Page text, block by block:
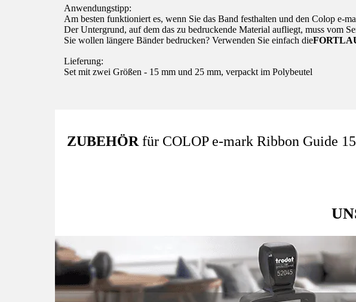
Anwendungstipp:
Am besten funktioniert es, wenn Sie das Band festhalten und den Colop e-
Der Untergrund, auf dem das zu bedruckende Material aufliegt, muss vom
Sie wollen längere Bänder bedrucken? Verwenden Sie einfach die
Lieferung:
Set mit zwei Größen - 15 mm und 25 mm, verpackt im Polybeutel
ZUBEHÖR für COLOP e-mark Ribbon Guide